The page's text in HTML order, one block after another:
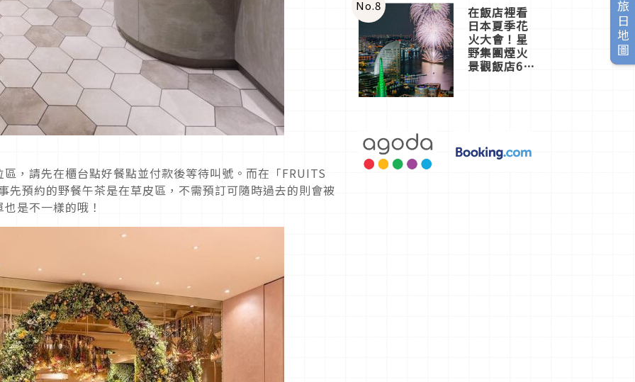
旅日地圖
，請先在櫃台點好餐點並付款後等待叫號。而在「FRUITS
先預約的野餐午茶是在草皮區，不需預訂可隨時過去的則會被
是不一樣的哦！
No.8 在飯店裡看
日本夏季花
火大會！星
野集團煙火
景觀飯店6